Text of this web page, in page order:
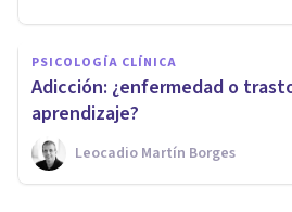
PSICOLOGÍA CLÍNICA
​Adicción: ¿enfermedad o
aprendizaje?
Leocadio Martín Borges
Así es la
familiar hacia las
adicción
Forum Terapéutico Sevilla